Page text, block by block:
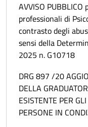
AVVISO
professionali di
contrasto degli
sensi della
2025 n. G10718
DRG 897 /20
DELLA
ESISTENTE PER
PERSONE IN